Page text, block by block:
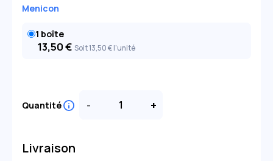
Menicon
1 boîte
13,50€ Soit 13,50 €l'unité
Quantité - +
Livraison